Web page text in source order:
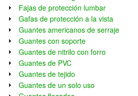
Fajas de protección lumbar
Gafas de protección a la vista
Guantes americanos de serraje
Guantes con soporte
Guantes de nitrilo con forro
Guantes de PVC
Guantes de tejido
Guantes de un solo uso